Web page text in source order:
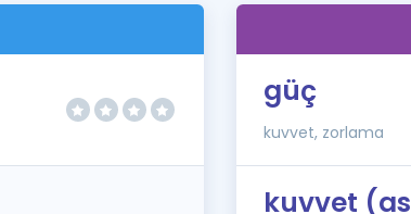
güç
kuvvet, zorlama
kuvvet